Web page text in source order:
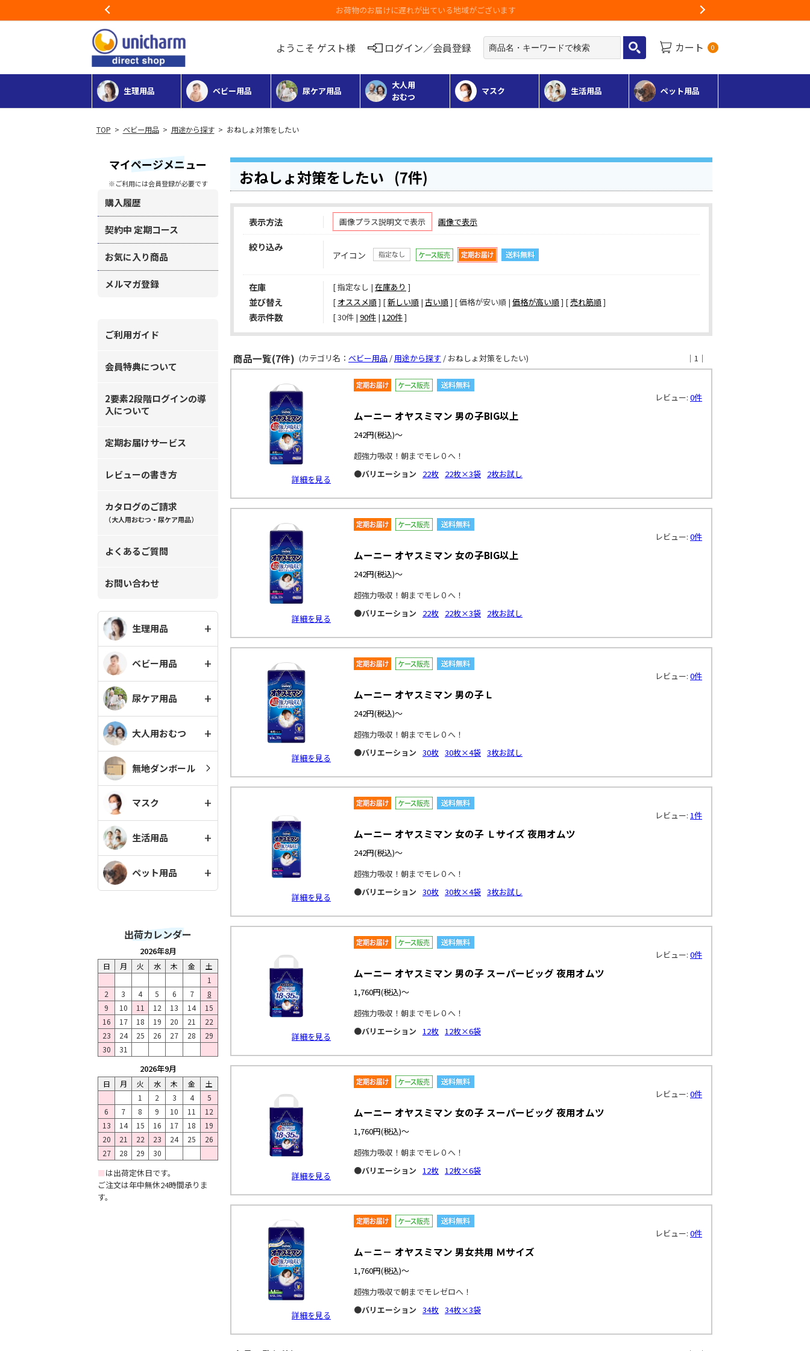
お荷物のお届けに遅れが出ている地域がございます
ようこそ ゲスト様 ログイン／会員登録 カート 0
生理用品 ベビー用品 尿ケア用品
大人用
おむつ
マスク 生活用品 ペット用品
> ベビー用品> 用途から探す> おねしょ対策をしたい
マイページメニュー
※ご利用には会員登録が必要です
購入履歴
契約中 定期コース
お気に入り商品
メルマガ登録
ご利用ガイド
会員特典について
2要素2段階ログインの導
入について
定期お届けサービス
レビューの書き方
カタログのご請求
（大人用おむつ・尿ケア用品）
よくあるご質問
お問い合わせ
生理用品
ベビー用品
尿ケア用品
大人用おむつ
無地ダンボール
マスク
生活用品
ペット用品
出荷カレンダー
2026年8月
日 月 火 水 木 金
土
1
2
3 4 5 6 7
8
9
10 11 12 13 14
15
16
17 18 19 20 21
22
23
24 25 26 27 28
29
30
31
2026年9月
日 月 火 水 木 金
土
1
2 3 4
5
6
7 8 9 10 11
12
13
14 15 16 17 18
19
20
21 22 23 24 25
26
27
28 29 30
■は出荷定休日です。
ご注文は年中無休24時間承りま
す。
おねしょ対策をしたい (7件)
表示方法 画像プラス説明文で表示 画像で表示
絞り込み
アイコン
在庫 [ 指定なし | 在庫あり ]
並び替え [ オススメ順] [新しい順 | 古い順] [ 価格が安い順 | 価格が高い順] [売れ筋順]
表示件数 [ 30件 | 90件 | 120件 ]
商品一覧(7件) ｜1｜
(カテゴリ名： ベビー用品 /用途から探す / おねしょ対策をしたい)
詳細を見る
レビュー: 0件
ムーニー オヤスミマン 男の子BIG以上
242円(税込)～
超強力吸収！朝までモレ０へ！
●バリエーション
22枚 22枚×3袋 2枚お試し
詳細を見る
レビュー: 0件
ムーニー オヤスミマン 女の子BIG以上
242円(税込)～
超強力吸収！朝までモレ０へ！
●バリエーション
22枚 22枚×3袋 2枚お試し
詳細を見る
レビュー: 0件
ムーニー オヤスミマン 男の子Ｌ
242円(税込)～
超強力吸収！朝までモレ０へ！
●バリエーション 30枚 30枚×4袋 3枚お試し
詳細を見る
レビュー: 1件
ムーニー オヤスミマン 女の子 Ｌサイズ 夜用オムツ
242円(税込)～
超強力吸収！朝までモレ０へ！
●バリエーション 30枚 30枚×4袋 3枚お試し
詳細を見る
レビュー: 0件
ムーニー オヤスミマン 男の子 スーパービッグ 夜用オムツ
1,760円(税込)～
超強力吸収！朝までモレ０へ！
●バリエーション 12枚 12枚×6袋
詳細を見る
レビュー: 0件
ムーニー オヤスミマン 女の子 スーパービッグ 夜用オムツ
1,760円(税込)～
超強力吸収！朝までモレ０へ！
●バリエーション 12枚 12枚×6袋
詳細を見る
レビュー: 0件
ム－ニ－ オヤスミマン 男女共用 Ｍサイズ
1,760円(税込)～
超強力吸収で朝までモレゼロへ！
●バリエーション 34枚 34枚×3袋